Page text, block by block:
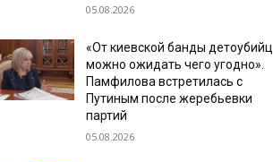
05.08.2026
«От киевской банды детоубийц
можно ожидать чего угодно».
Памфилова встретилась с
Путиным после жеребьевки
партий
05.08.2026